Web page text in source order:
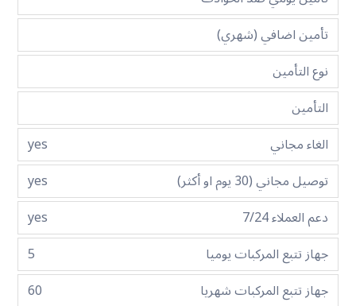
تأمين اضافي (شهري)
نوع التأمين
التأمين
الغاء مجاني
yes
توصيل مجاني (30 يوم او أكثر)
yes
دعم العملاء 7/24
yes
جهاز تتبع المركبات يوميا
5
جهاز تتبع المركبات شهريا
60